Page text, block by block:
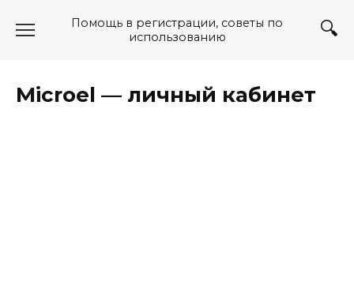
Помощь в регистрации, советы по
использованию
Microel — личный кабинет